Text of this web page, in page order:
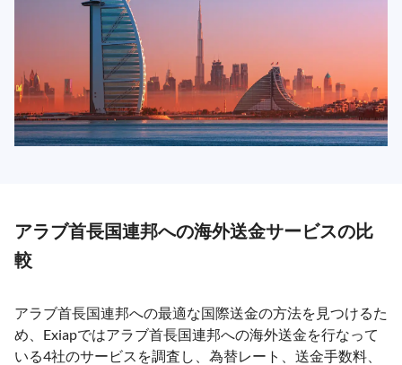
アラブ首長国連邦への海外送金サービスの比
較
アラブ首長国連邦への最適な国際送金の方法を見つけるた
め、Exiapではアラブ首長国連邦への海外送金を行なって
いる4社のサービスを調査し、為替レート、送金手数料、